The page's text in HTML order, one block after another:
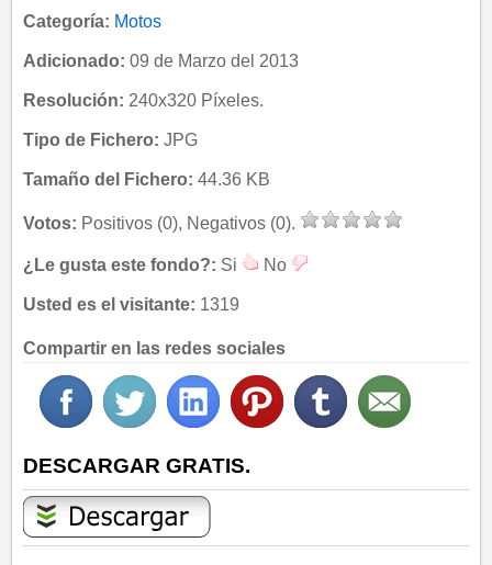
Categoría: Motos
Adicionado: 09 de Marzo del 2013
Resolución: 240x320 Píxeles.
Tipo de Fichero: JPG
Tamaño del Fichero: 44.36 KB
Votos: Positivos (0), Negativos (0).
¿Le gusta este fondo?: Si No
Usted es el visitante: 1319
Compartir en las redes sociales
DESCARGAR GRATIS.